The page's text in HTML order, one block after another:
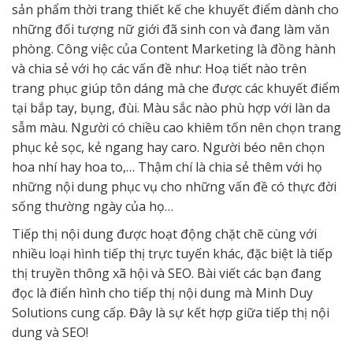
sản phẩm thời trang thiết kế che khuyết điểm dành cho
những đối tượng nữ giới đã sinh con và đang làm văn
phòng. Công việc của Content Marketing là đồng hành
và chia sẻ với họ các vấn đề như: Hoạ tiết nào trên
trang phục giúp tôn dáng mà che được các khuyết điểm
tại bắp tay, bụng, đùi. Màu sắc nào phù hợp với làn da
sẫm màu. Người có chiều cao khiêm tốn nên chọn trang
phục kẻ sọc, kẻ ngang hay caro. Người béo nên chọn
hoa nhí hay hoa to,… Thậm chí là chia sẻ thêm với họ
những nội dung phục vụ cho những vấn đề có thực đời
sống thường ngày của họ…
Tiếp thị nội dung được hoạt động chặt chẽ cùng với
nhiều loại hình tiếp thị trực tuyến khác, đặc biệt là tiếp
thị truyền thông xã hội và SEO. Bài viết các bạn đang
đọc là điển hình cho tiếp thị nội dung mà Minh Duy
Solutions cung cấp. Đây là sự kết hợp giữa tiếp thị nội
dung và SEO!